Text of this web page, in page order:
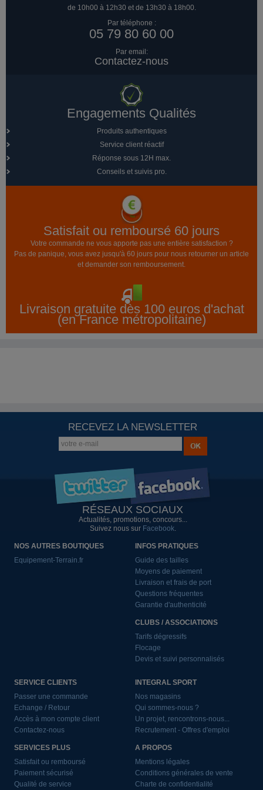
de 10h00 à 12h30 et de 13h30 à 18h00.
Par téléphone :
05 79 80 60 00
Par email:
Contactez-nous
Engagements Qualités
Produits authentiques
Service client réactif
Réponse sous 12H max.
Conseils et suivis pro.
Satisfait ou remboursé 60 jours
Votre commande ne vous apporte pas une entière satisfaction ?
Pas de panique, vous avez jusqu'à 60 jours pour nous retourner un article
et demander son remboursement.
Livraison gratuite dès 100 euros d'achat
(en France métropolitaine)
RECEVEZ LA NEWSLETTER
RÉSEAUX SOCIAUX
Actualités, promotions, concours...
Suivez nous sur Facebook.
NOS AUTRES BOUTIQUES
Equipement-Terrain.fr
INFOS PRATIQUES
Guide des tailles
Moyens de paiement
Livraison et frais de port
Questions fréquentes
Garantie d'authenticité
CLUBS / ASSOCIATIONS
Tarifs dégressifs
Flocage
Devis et suivi personnalisés
SERVICE CLIENTS
Passer une commande
Echange / Retour
Accès à mon compte client
Contactez-nous
SERVICES PLUS
Satisfait ou remboursé
Paiement sécurisé
Qualité de service
INTEGRAL SPORT
Nos magasins
Qui sommes-nous ?
Un projet, rencontrons-nous...
Recrutement - Offres d'emploi
A PROPOS
Mentions légales
Conditions générales de vente
Charte de confidentialité